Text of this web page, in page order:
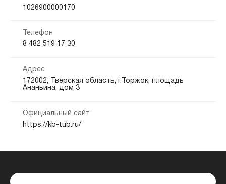
1026900000170
Телефон
8 482 519 17 30
Адрес
172002, Тверская область, г.Торжок, площадь
Ананьина, дом 3
Официальный сайт
https://kb-tub.ru/